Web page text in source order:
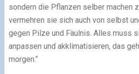
sondern die Pflanzen selber machen
vermehren sie sich auch von selbst
gegen Pilze und Fäulnis. Alles muss
anpassen und akklimatisieren, das
morgen.“